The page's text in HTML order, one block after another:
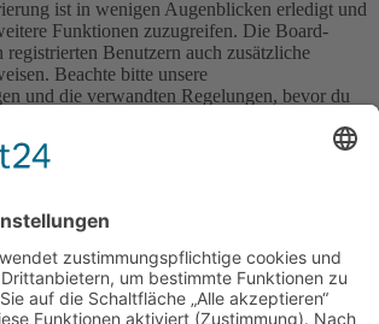
ist in wenigen Augenblicken erledigt und
Funktionen zuzugreifen. Die Board-
Benutzern auch zusätzliche
Beachte bitte unsere
und die verwandten Regelungen, bevor du
Board bewegst.
UTC+02:00